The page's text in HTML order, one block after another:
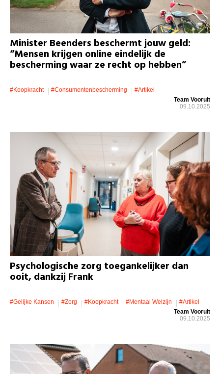
Minister Beenders beschermt jouw geld:
“Mensen krijgen online eindelijk de
bescherming waar ze recht op hebben”
#koopkracht #consumentenbescherming
#artikel
Team Vooruit
09.10.2025
Psychologische zorg toegankelijker dan
ooit, dankzij Frank
#gelijke Kansen #zorg #koopkracht #mentaal Welzijn
#artikel
Team Vooruit
09.10.2025